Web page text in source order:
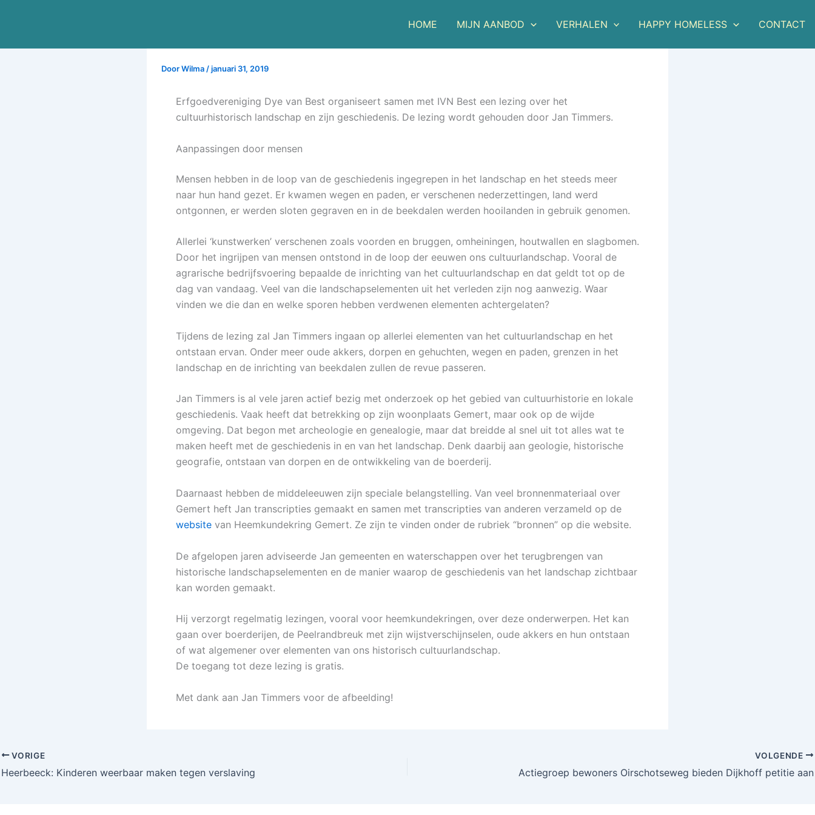
HOME MIJN AANBOD VERHALEN HAPPY HOMELESS CONTACT
DoorWilma /januari 31, 2019
Erfgoedvereniging Dye van Best organiseert samen met IVN Best een lezing over het
cultuurhistorisch landschap en zijn geschiedenis. De lezing wordt gehouden door Jan Timmers.
Aanpassingen door mensen
Mensen hebben in de loop van de geschiedenis ingegrepen in het landschap en het steeds meer
naar hun hand gezet. Er kwamen wegen en paden, er verschenen nederzettingen, land werd
ontgonnen, er werden sloten gegraven en in de beekdalen werden hooilanden in gebruik genomen.
Allerlei ‘kunstwerken’ verschenen zoals voorden en bruggen, omheiningen, houtwallen en slagbomen.
Door het ingrijpen van mensen ontstond in de loop der eeuwen ons cultuurlandschap. Vooral de
agrarische bedrijfsvoering bepaalde de inrichting van het cultuurlandschap en dat geldt tot op de
dag van vandaag. Veel van die landschapselementen uit het verleden zijn nog aanwezig. Waar
vinden we die dan en welke sporen hebben verdwenen elementen achtergelaten?
Tijdens de lezing zal Jan Timmers ingaan op allerlei elementen van het cultuurlandschap en het
ontstaan ervan. Onder meer oude akkers, dorpen en gehuchten, wegen en paden, grenzen in het
landschap en de inrichting van beekdalen zullen de revue passeren.
Jan Timmers is al vele jaren actief bezig met onderzoek op het gebied van cultuurhistorie en lokale
geschiedenis. Vaak heeft dat betrekking op zijn woonplaats Gemert, maar ook op de wijde
omgeving. Dat begon met archeologie en genealogie, maar dat breidde al snel uit tot alles wat te
maken heeft met de geschiedenis in en van het landschap. Denk daarbij aan geologie, historische
geografie, ontstaan van dorpen en de ontwikkeling van de boerderij.
Daarnaast hebben de middeleeuwen zijn speciale belangstelling. Van veel bronnenmateriaal over
Gemert heft Jan transcripties gemaakt en samen met transcripties van anderen verzameld op de
website van Heemkundekring Gemert. Ze zijn te vinden onder de rubriek “bronnen” op die website.
De afgelopen jaren adviseerde Jan gemeenten en waterschappen over het terugbrengen van
historische landschapselementen en de manier waarop de geschiedenis van het landschap zichtbaar
kan worden gemaakt.
Hij verzorgt regelmatig lezingen, vooral voor heemkundekringen, over deze onderwerpen. Het kan
gaan over boerderijen, de Peelrandbreuk met zijn wijstverschijnselen, oude akkers en hun ontstaan
of wat algemener over elementen van ons historisch cultuurlandschap.
De toegang tot deze lezing is gratis.
Met dank aan Jan Timmers voor de afbeelding!
VORIGE
Heerbeeck: Kinderen weerbaar maken tegen verslaving
VOLGENDE
Actiegroep bewoners Oirschotseweg bieden Dijkhoff petitie aan